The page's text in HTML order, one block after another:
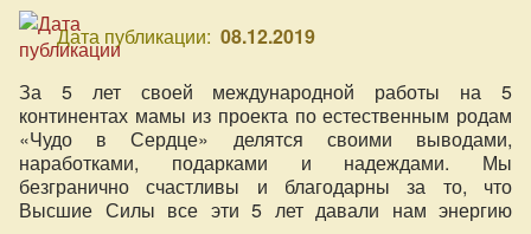
Дата публикации: 08.12.2019
За 5 лет своей международной работы на 5
континентах мамы из проекта по естественным родам
«Чудо в Сердце» делятся своими выводами,
наработками, подарками и надеждами. Мы
безгранично счастливы и благодарны за то, что
Высшие Силы все эти 5 лет давали нам энергию